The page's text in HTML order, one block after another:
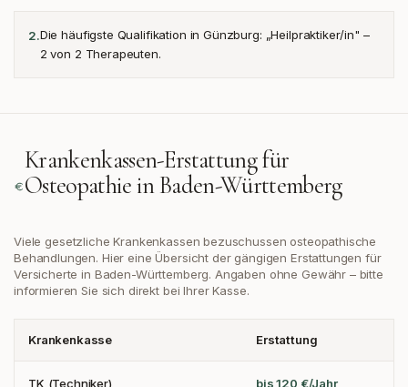
2.Die häufigste Qualifikation in Günzburg: „Heilpraktiker/in" –
2 von 2 Therapeuten.
Krankenkassen-Erstattung für
Osteopathie inBaden-Württemberg
Viele gesetzliche Krankenkassen bezuschussen osteopathische
Behandlungen. Hier eine Übersicht der gängigen Erstattungen für
Versicherte in Baden-Württemberg. Angaben ohne Gewähr – bitte
informieren Sie sich direkt bei Ihrer Kasse.
Krankenkasse Erstattung
TK (Techniker) bis 120 €/Jahr